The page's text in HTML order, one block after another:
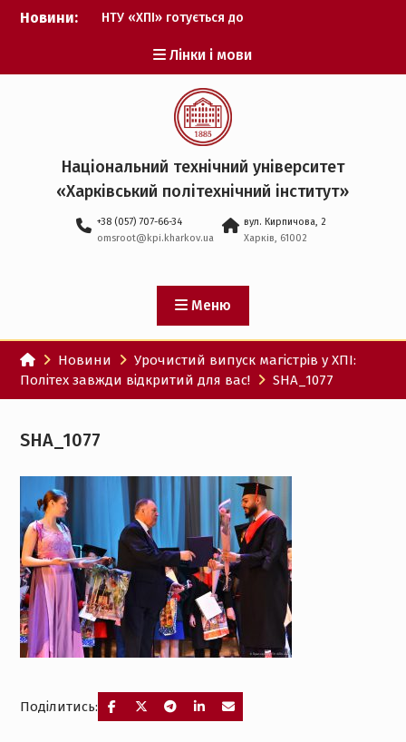
Перейти
Новини:
НТУ «ХПІ» готується до
Музичні таланти ХПІ
запрошуються на
Всеукраїнський
фестиваль «Червона
рута – 2027»
ХПІ уклав угоду про
партнерство з ДержНДІ
технологій кібербезпеки
Головнокомандувачем
Збройних Сил України
участю ХПІ обговорили
перспективи українсько-
іспанського
технологічного
партнерства
Лінки і мови
Національний технічний університет
«Харківський політехнічний iнститут»
+38 (057) 707-66-34
omsroot@kpi.kharkov.ua
вул. Кирпичова, 2
Харків, 61002
Меню
Новини
Урочистий випуск магістрів у ХПІ:
Політех завжди відкритий для вас!
SHA_1077
SHA_1077
Поділитись: